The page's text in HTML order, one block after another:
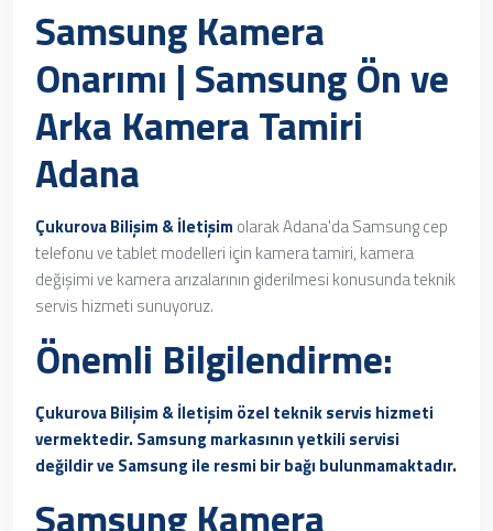
Samsung Kamera
Onarımı | Samsung Ön ve
Arka Kamera Tamiri
Adana
Çukurova Bilişim & İletişim olarak Adana'da Samsung cep
telefonu ve tablet modelleri için kamera tamiri, kamera
değişimi ve kamera arızalarının giderilmesi konusunda teknik
servis hizmeti sunuyoruz.
Önemli Bilgilendirme:
Çukurova Bilişim & İletişim özel teknik servis hizmeti
vermektedir. Samsung markasının yetkili servisi
değildir ve Samsung ile resmi bir bağı bulunmamaktadır.